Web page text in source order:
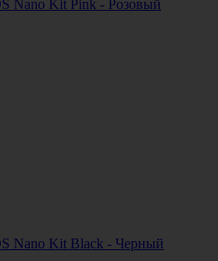
Nano Kit Pink - Розовый
Nano Kit Black - Черный